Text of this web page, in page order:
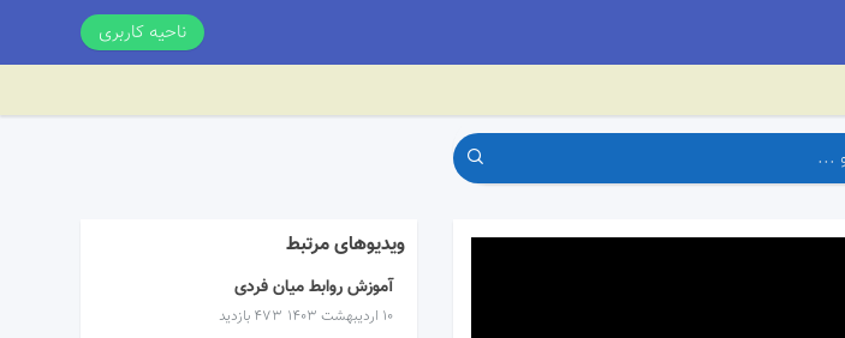
ناحیه کاربری
ویدیوهای مرتبط
آموزش روابط میان فردی
۱۰ اردیبهشت ۱۴۰۳ 473 بازدید